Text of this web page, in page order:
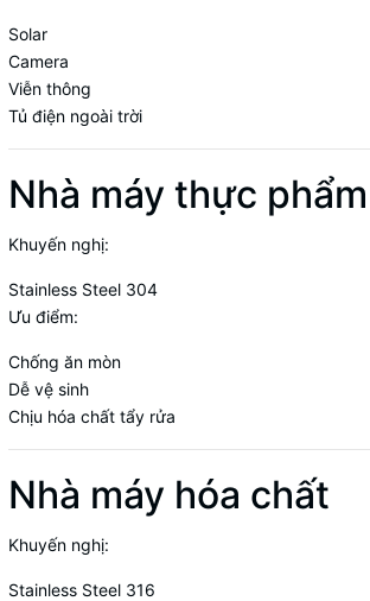
Solar
Camera
Viễn thông
Tủ điện ngoài trời
Nhà máy thực
Khuyến nghị:
Stainless Steel 304
Ưu điểm:
Chống ăn mòn
Dễ vệ sinh
Chịu hóa chất tẩy rửa
Nhà máy hóa chất
Khuyến nghị:
Stainless Steel 316